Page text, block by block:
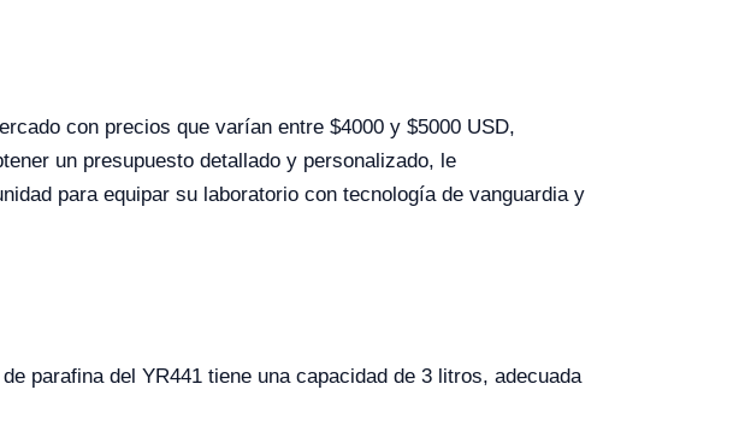
con precios que varían entre $4000 y $5000 USD,
un presupuesto detallado y personalizado, le
para equipar su laboratorio con tecnología de vanguardia y
parafina del YR441 tiene una capacidad de 3 litros, adecuada